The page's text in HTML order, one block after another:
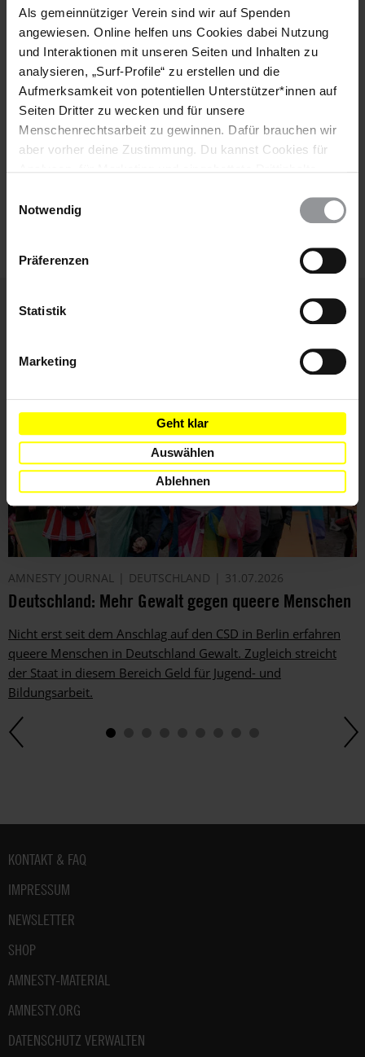
Als gemeinnütziger Verein sind wir auf Spenden
angewiesen. Online helfen uns Cookies dabei Nutzung
und Interaktionen mit unseren Seiten und Inhalten zu
analysieren, „Surf-Profile“ zu erstellen und die
Aufmerksamkeit von potentiellen Unterstützer*innen auf
Seiten Dritter zu wecken und für unsere
Menschenrechtsarbeit zu gewinnen. Dafür brauchen wir
aber vorher deine Zustimmung. Du kannst Cookies für
wieder ändern. Diesen Banner kannst Du über den Link
Notwendig
Präferenzen
Statistik
Marketing
Geht klar
Auswählen
Ablehnen
Vorname
Nachname
E-
Mail
gelesen und stimme
ihnen zu.
AMNESTY JOURNAL DEUTSCHLAND 31.07.2026
Deutschland: Mehr Gewalt gegen queere Menschen
Nicht erst seit dem Anschlag auf den CSD in Berlin erfahren
queere Menschen in Deutschland Gewalt. Zugleich streicht
der Staat in diesem Bereich Geld für Jugend- und
Bildungsarbeit.
Fußbereich
KONTAKT & FAQ
IMPRESSUM
NEWSLETTER
SHOP
AMNESTY-MATERIAL
AMNESTY.ORG
DATENSCHUTZ VERWALTEN